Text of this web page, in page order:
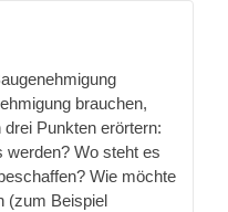
brauchen,
Punkten erörtern:
werden? Wo steht es
Wie möchte
(zum Beispiel